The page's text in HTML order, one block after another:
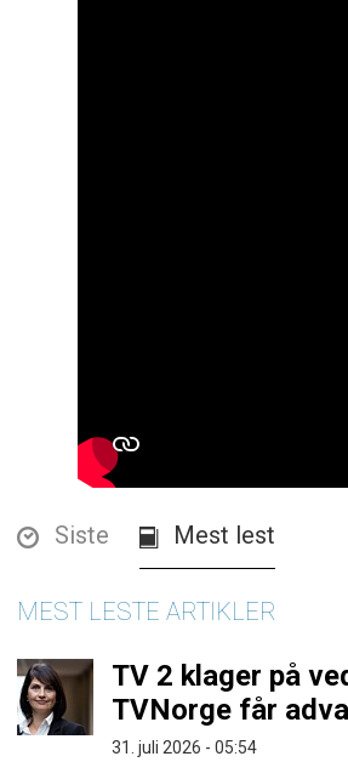
Siste Mest lest
MEST LESTE ARTIKLER
TV 2 klager på
TVNorge får
31. juli 2026 - 05:54